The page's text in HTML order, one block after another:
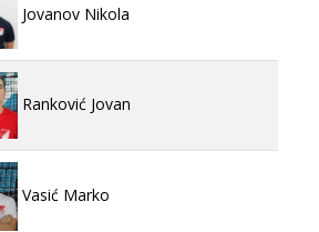
Jovanov Nikola
Ranković Jovan
Vasić Marko